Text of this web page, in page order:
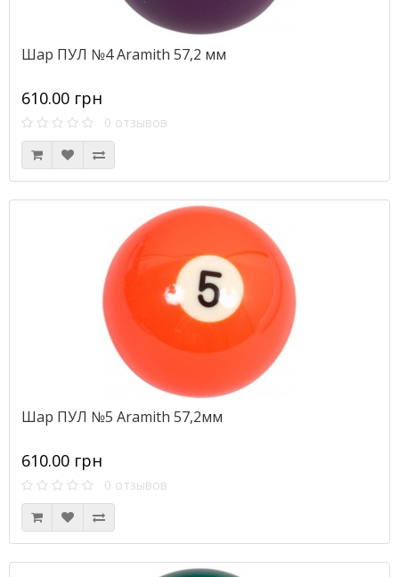
Шар ПУЛ №4 Aramith 57,2 мм
610.00 грн
0 отзывов
Шар ПУЛ №5 Aramith 57,2мм
610.00 грн
0 отзывов